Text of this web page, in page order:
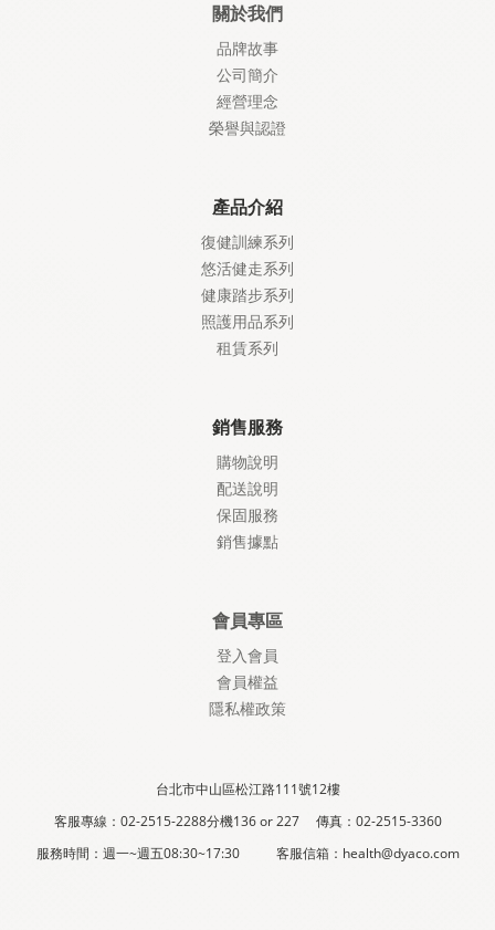
關於我們
品牌故事
公司簡介
經營理念
榮譽與認證
產品介紹
復健訓練系列
悠活健走系列
健康踏步系列
照護用品系列
租賃系列
銷售服務
購物說明
配送說明
保固服務
銷售據點
會員專區
登入會員
會員權益
隱私權政策
台北市中山區松江路111號12樓
客服專線：02-2515-2288分機136 or 227 傳真：02-2515-3360
服務時間：週一~週五08:30~17:30 客服信箱：health@dyaco.com